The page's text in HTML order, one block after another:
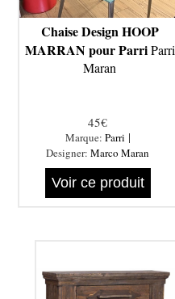
Chaise Design HOOP
MARRAN pour ParriParri
Maran
45€
Marque: Parri |
Designer:Marco Maran
Voir ce produit